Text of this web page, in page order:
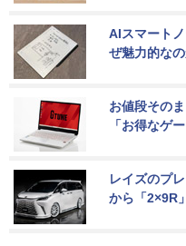
AIスマート
ぜ魅力的なの
お値段その
「お得なゲ
レイズのプ
から「2×9R